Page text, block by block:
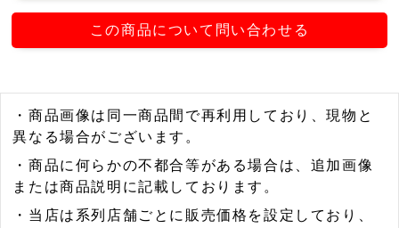
この商品について問い合わせる
・商品画像は同一商品間で再利用しており、現物と
異なる場合がございます。
・商品に何らかの不都合等がある場合は、追加画像
または商品説明に記載しております。
・当店は系列店舗ごとに販売価格を設定しており、